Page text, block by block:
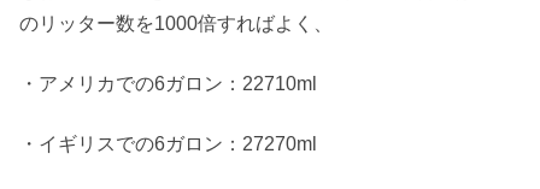
のリッター数を1000倍すればよく、
・アメリカでの6ガロン：22710ml
・イギリスでの6ガロン：27270ml